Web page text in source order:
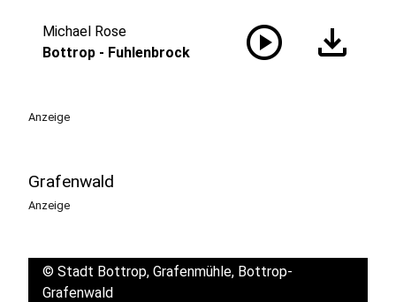
Michael Rose
Bottrop - Fuhlenbrock
play_circle download
Anzeige
Grafenwald
Anzeige
© Stadt Bottrop, Grafenmühle, Bottrop-
Grafenwald